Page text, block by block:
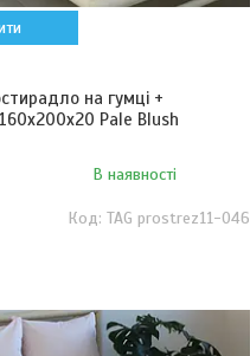
на гумці +
Pale Blush
В наявності
TAG prostrez11-046